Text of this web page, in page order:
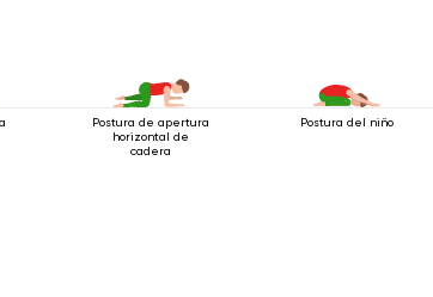
Postura de apertura
horizontal de
cadera
Postura del niño